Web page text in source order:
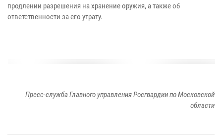
продлении разрешения на хранение оружия, а также об
ответственности за его утрату.
Пресс-служба Главного управления Росгвардии по Московской
области